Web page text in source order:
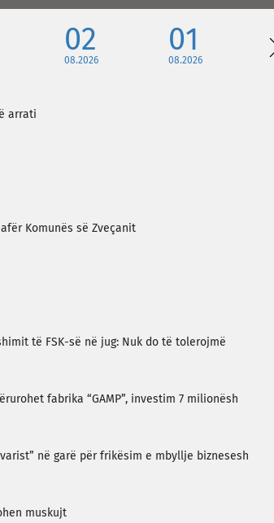
02
08.2026
01
08.2026
arrati
Komunës së Zveçanit
të FSK-së në jug: Nuk do të tolerojmë
fabrika “GAMP”, investim 7 milionësh
në garë për frikësim e mbyllje biznesesh
muskujt